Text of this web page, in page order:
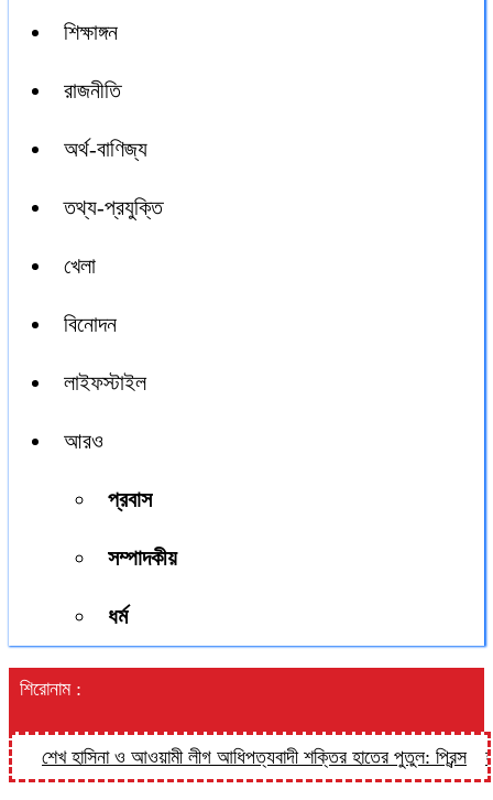
শিক্ষাঙ্গন
রাজনীতি
অর্থ-বাণিজ্য
তথ্য-প্রযুক্তি
খেলা
বিনোদন
লাইফস্টাইল
আরও
প্রবাস
সম্পাদকীয়
ধর্ম
শিরোনাম :
শেখ হাসিনা ও আওয়ামী লীগ আধিপত্যবাদী শক্তির হাতের পুতুল: প্রিন্স